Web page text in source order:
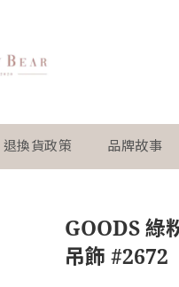
退換貨政策 品牌故事
GOODS 綠
吊飾 #2672